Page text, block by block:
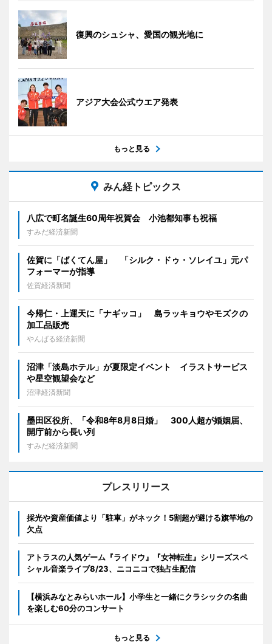
復興のシュシャ、愛国の観光地に
アジア大会公式ウエア発表
もっと見る
みん経トピックス
八広で町名誕生60周年祝賀会 小池都知事も祝福
すみだ経済新聞
佐賀に「ばくてん屋」 「シルク・ドゥ・ソレイユ」元パ
フォーマーが指導
佐賀経済新聞
今帰仁・上運天に「ナギッコ」 島ラッキョウやモズクの
加工品販売
やんばる経済新聞
沼津「淡島ホテル」が夏限定イベント イラストサービス
や星空観望会など
沼津経済新聞
墨田区役所、「令和8年8月8日婚」 300人超が婚姻届、
開庁前から長い列
すみだ経済新聞
プレスリリース
採光や資産価値より「駐車」がネック！5割超が避ける旗竿地の
欠点
アトラスの人気ゲーム『ライドウ』『女神転生』シリーズスペ
シャル音楽ライブ8/23、ニコニコで独占生配信
【横浜みなとみらいホール】小学生と一緒にクラシックの名曲
を楽しむ60分のコンサート
もっと見る